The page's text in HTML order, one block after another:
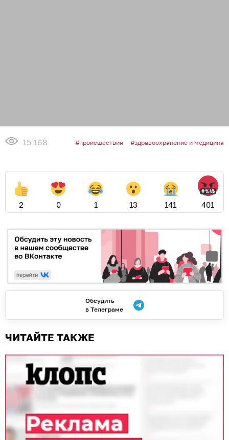
15 168 происшествия здравоохранение и медицина
2 0 1 13 141 401
Обсудить
в Телеграме
ЧИТАЙТЕ ТАКЖЕ